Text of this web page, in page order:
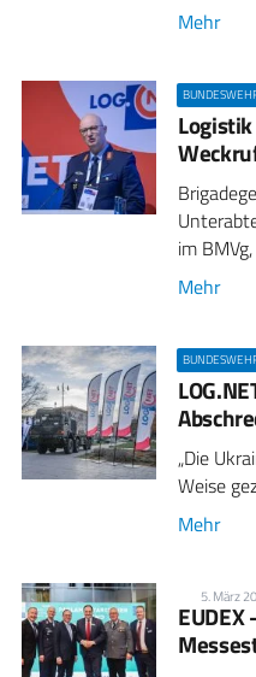
Mehr
im
Mehr
„Die
Weise
Mehr
5. März
EUDEX